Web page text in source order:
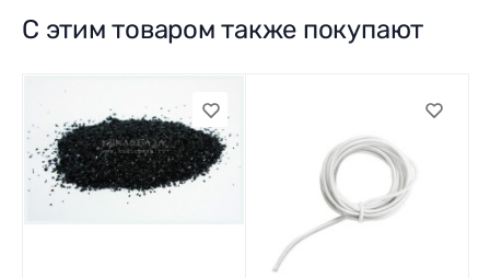
С этим товаром также покупают